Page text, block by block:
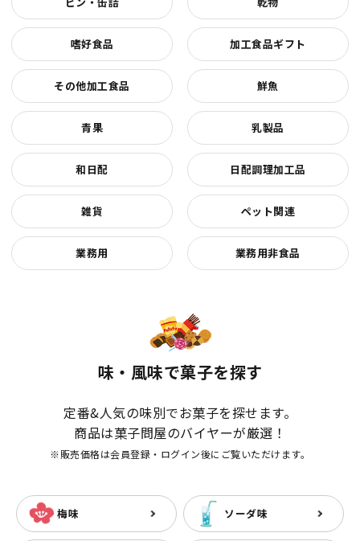
嗜好食品 加工食品ギフト
その他加工食品 鮮魚
青果 乳製品
和日配 日配調理加工品
雑貨 ペット関連
業務用 業務用非食品
味・風味で菓子を探す
定番&人気の味別でお菓子を探せます。
商品は菓子問屋のバイヤーが厳選！
※販売価格は会員登録・ログイン後にご覧いただけます。
梅味 ソーダ味